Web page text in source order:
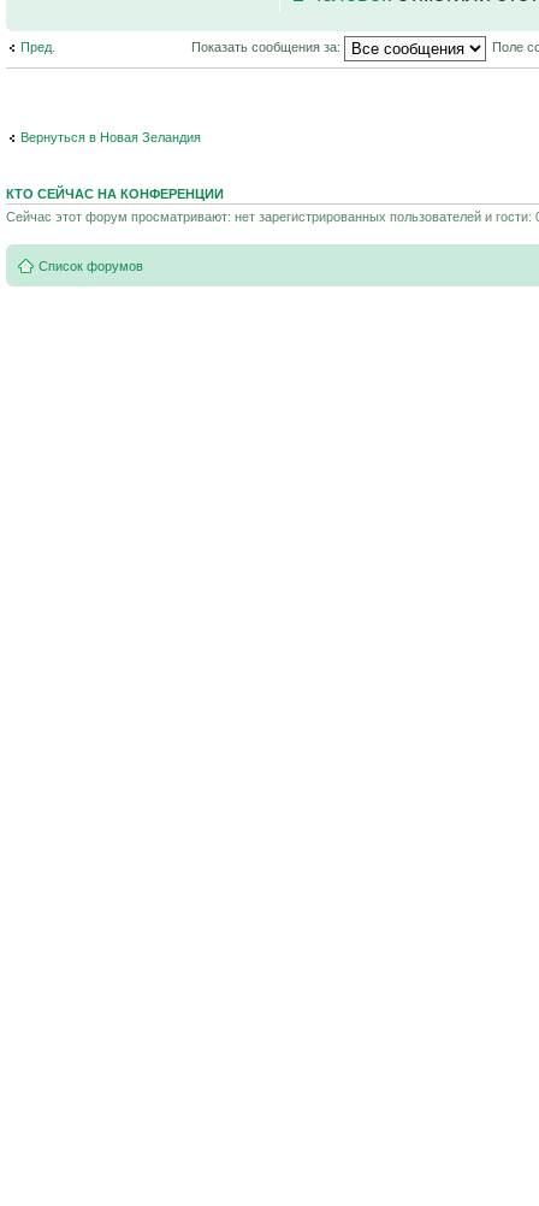
Пред. Показать сообщения за: Поле
Вернуться в Новая Зеландия
КТО СЕЙЧАС НА КОНФЕРЕНЦИИ
Сейчас этот форум просматривают: нет зарегистрированных пользователей и гости:
Список форумов